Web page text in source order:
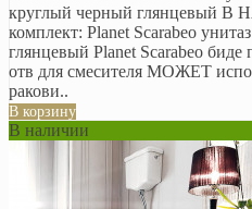
круглый черный глянцевый В
комплект: Planet Scarabeo
глянцевый Planet Scarabeo биде
отв для смесителя МОЖЕТ
ракови..
В корзину
В наличии